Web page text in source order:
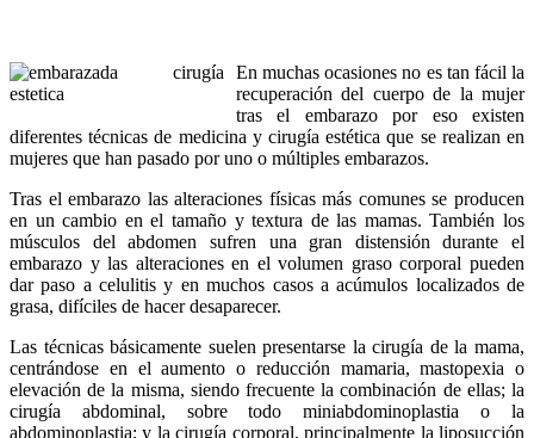
En muchas ocasiones no es tan fácil la
recuperación del cuerpo de la mujer
tras el embarazo por eso existen
diferentes técnicas de medicina y cirugía estética que se realizan en
mujeres que han pasado por uno o múltiples embarazos.
Tras el embarazo las alteraciones físicas más comunes se producen
en un cambio en el tamaño y textura de las mamas. También los
músculos del abdomen sufren una gran distensión durante el
embarazo y las alteraciones en el volumen graso corporal pueden
dar paso a celulitis y en muchos casos a acúmulos localizados de
grasa, difíciles de hacer desaparecer.
Las técnicas básicamente suelen presentarse la cirugía de la mama,
centrándose en el aumento o reducción mamaria, mastopexia o
elevación de la misma, siendo frecuente la combinación de ellas; la
cirugía abdominal, sobre todo miniabdominoplastia o la
abdominoplastia; y la cirugía corporal, principalmente la liposucción